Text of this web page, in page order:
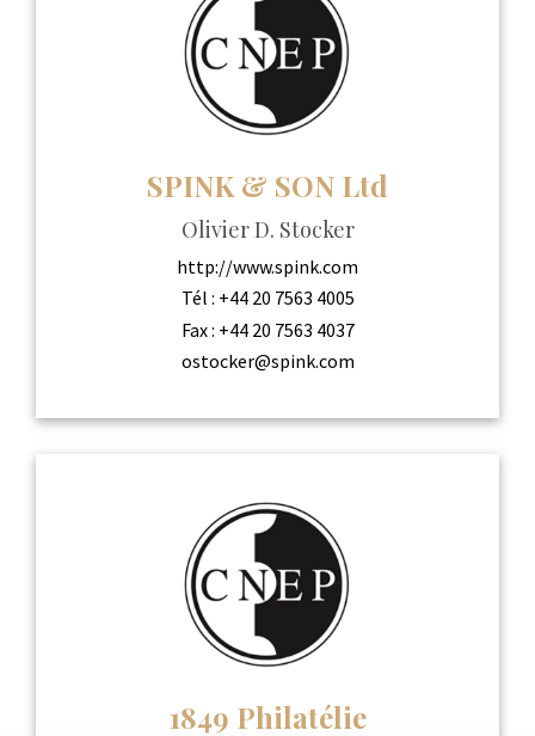
SPINK & SON Ltd
Olivier D. Stocker
http://www.spink.com
Tél : +44 20 7563 4005
Fax : +44 20 7563 4037
ostocker@spink.com
1849 Philatélie